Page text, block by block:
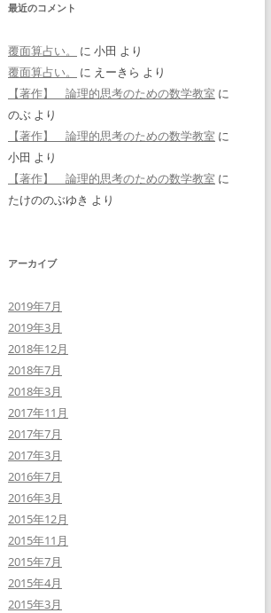
最近のコメント
覆面算占い。 に 小田 より
覆面算占い。
に えーきら より
【著作】 論理的思考のための数学教室 に
のぶ より
【著作】 論理的思考のための数学教室 に
小田 より
【著作】 論理的思考のための数学教室 に
たけののぶゆき より
アーカイブ
2019年7月
2019年3月
2018年12月
2018年7月
2018年3月
2017年11月
2017年7月
2017年3月
2016年7月
2016年3月
2015年12月
2015年11月
2015年7月
2015年4月
2015年3月